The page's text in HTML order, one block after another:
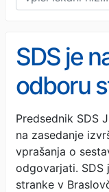
SDS je
odboru
Godec
Predsednik SDS
na zasedanje
vprašanja o
odgovarjati. SDS
stranke v